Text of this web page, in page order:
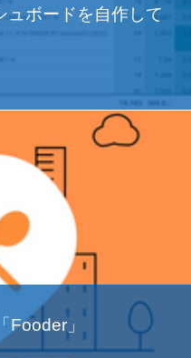
ボードを自作して
Fooder」